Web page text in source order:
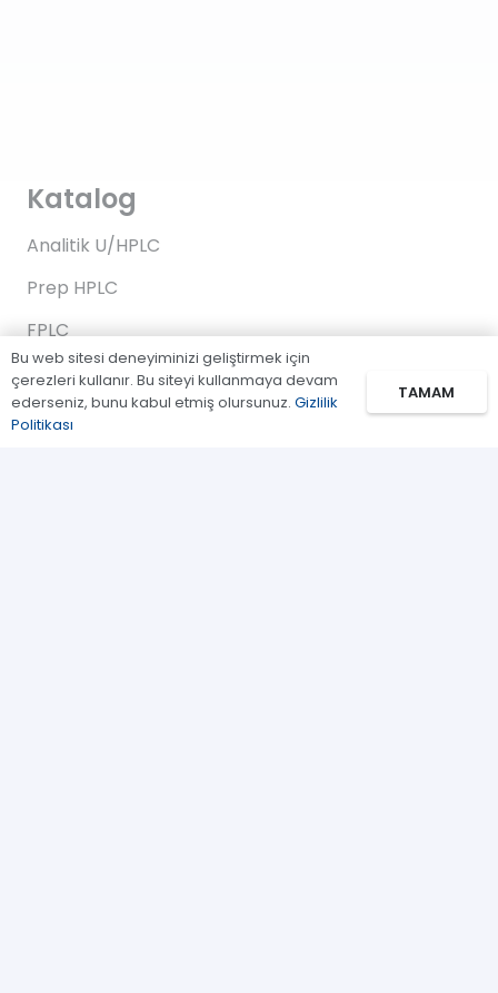
Katalog
Analitik U/HPLC
Prep HPLC
FPLC
Gaz Kromatografi
Standartlar/Reaktifler
Bu web sitesi deneyiminizi geliştirmek için
çerezleri kullanır. Bu siteyi kullanmaya devam
ederseniz, bunu kabul etmiş olursunuz. Gizlilik
Politikası
TAMAM